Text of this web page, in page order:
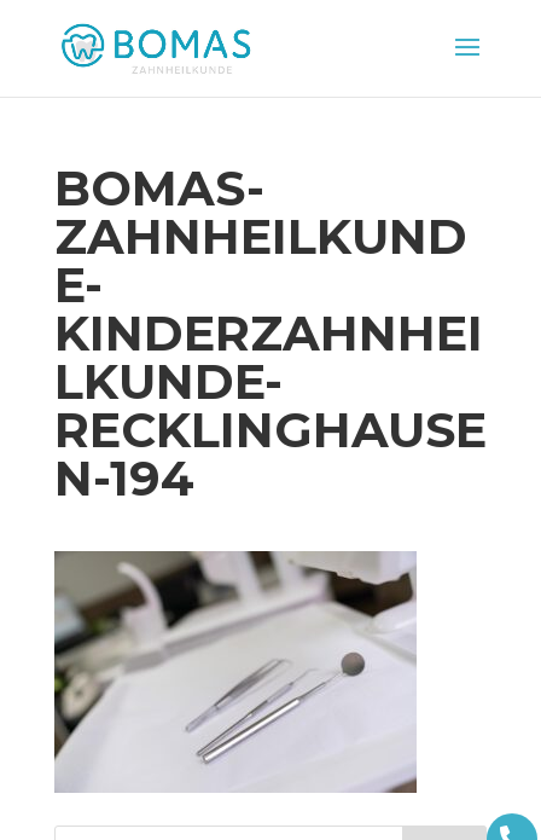
BOMAS-
ZAHNHEILKUND
E-
KINDERZAHNHEI
LKUNDE-
RECKLINGHAUSE
N-194